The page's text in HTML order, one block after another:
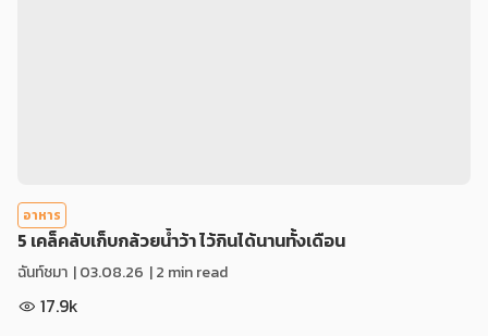
อาหาร
5 เคล็คลับเก็บกล้วยน้ำว้า ไว้กินได้นานทั้งเดือน
ฉันท์ชมา |03.08.26 | 2 min read
17.9k